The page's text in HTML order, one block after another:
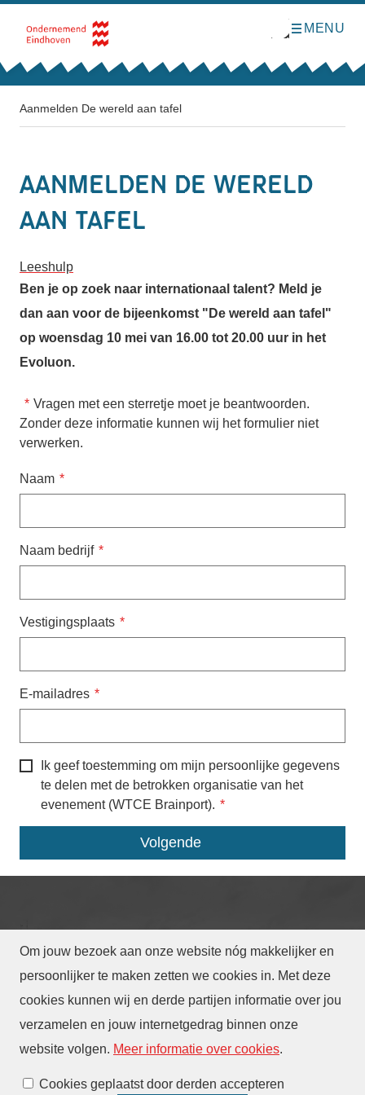
Om jouw bezoek aan onze website nóg makkelijker en
persoonlijker te maken zetten we cookies in. Met deze
cookies kunnen wij en derde partijen informatie over jou
verzamelen en jouw internetgedrag binnen onze
website volgen. Meer informatie over cookies.
Cookies geplaatst door derden accepteren
Direct naar de inhoud
O
n
MENU
Aanmelden De wereld aan tafel
Aanmelden De wereld
aan tafel
Leeshulp
Ben je op zoek naar internationaal talent? Meld je
dan aan voor de bijeenkomst "De wereld aan tafel"
op woensdag 10 mei van 16.00 tot 20.00 uur in het
Evoluon.
Vragen met een sterretje moet je beantwoorden.
Zonder deze informatie kunnen wij het formulier niet
verwerken.
Naam
Naam bedrijf
Vestigingsplaats
E-mailadres
Ik geef toestemming om mijn persoonlijke gegevens
te delen met de betrokken organisatie van het
evenement (WTCE Brainport).
© Gemeente Eindhoven2026
Webarchief
Cookies beheren